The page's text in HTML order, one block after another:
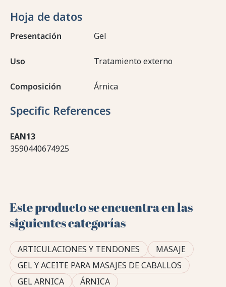
Hoja de datos
Presentación Gel
Uso Tratamiento externo
Composición Árnica
Specific References
EAN13
3590440674925
Este producto se encuentra en las
siguientes categorías
ARTICULACIONES Y TENDONES
MASAJE
GEL Y ACEITE PARA MASAJES DE CABALLOS
GEL ARNICA
ÁRNICA